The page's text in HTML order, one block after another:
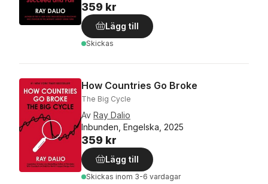
359 kr
Lägg till
Skickas
How Countries Go Broke
The Big Cycle
Av Ray Dalio
Inbunden, Engelska, 2025
359 kr
Lägg till
Skickas inom 3-6 vardagar